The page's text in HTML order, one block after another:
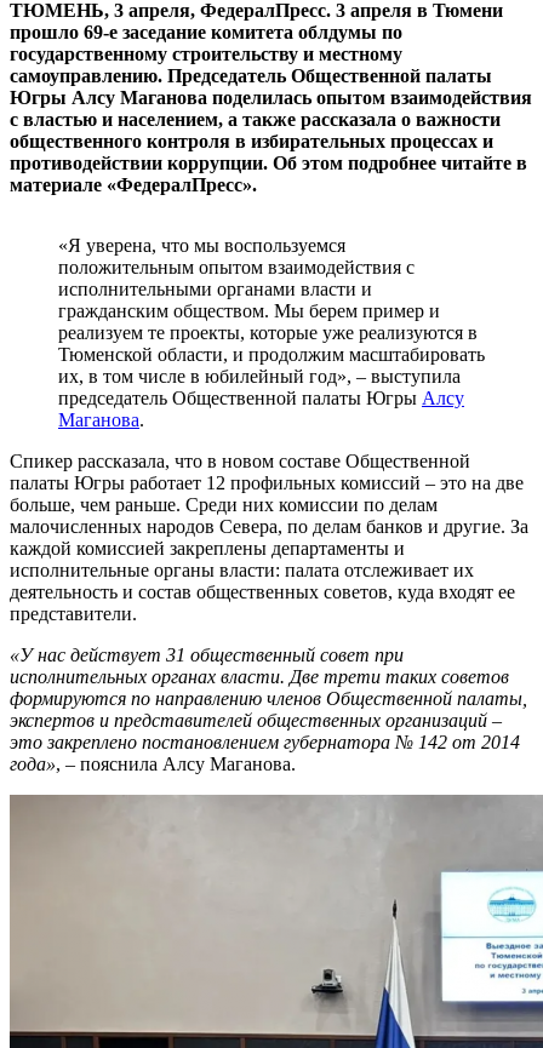
ТЮМЕНЬ, 3 апреля, ФедералПресс. 3 апреля в Тюмени
прошло 69‑е заседание комитета облдумы по
государственному строительству и местному
самоуправлению. Председатель Общественной палаты
Югры Алсу Маганова поделилась опытом взаимодействия
с властью и населением, а также рассказала о важности
общественного контроля в избирательных процессах и
противодействии коррупции. Об этом подробнее читайте в
материале «ФедералПресс».
«Я уверена, что мы воспользуемся
положительным опытом взаимодействия с
исполнительными органами власти и
гражданским обществом. Мы берем пример и
реализуем те проекты, которые уже реализуются в
Тюменской области, и продолжим масштабировать
их, в том числе в юбилейный год», – выступила
председатель Общественной палаты Югры Алсу
Маганова.
Спикер рассказала, что в новом составе Общественной
палаты Югры работает 12 профильных комиссий – это на две
больше, чем раньше. Среди них комиссии по делам
малочисленных народов Севера, по делам банков и другие. За
каждой комиссией закреплены департаменты и
исполнительные органы власти: палата отслеживает их
деятельность и состав общественных советов, куда входят ее
представители.
«У нас действует 31 общественный совет при
исполнительных органах власти. Две трети таких советов
формируются по направлению членов Общественной палаты,
экспертов и представителей общественных организаций –
это закреплено постановлением губернатора № 142 от 2014
года», – пояснила Алсу Маганова.